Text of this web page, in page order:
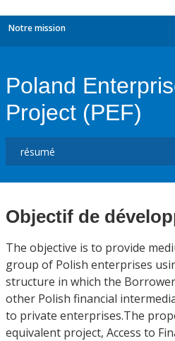
Notre mission
Poland
Project (PEF)
Objectif de
The objective is to provide
group of Polish enterprises
structure in which the
other Polish financial
to private enterprises.The
equivalent project, Access to